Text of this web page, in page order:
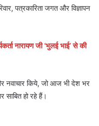
पत्रकारिता जगत और विज्ञापन
नारायण जी ‘भुलई भाई’ से की
नवाचार किये, जो आज भी देश भर
हो रहे हैं।